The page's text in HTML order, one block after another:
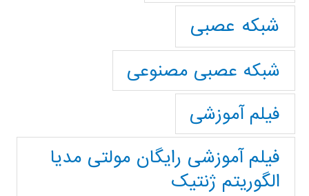
شبکه عصبی
شبکه عصبی مصنوعی
فیلم آموزشی
فیلم آموزشی رایگان مولتی مدیا
الگوریتم ژنتیک